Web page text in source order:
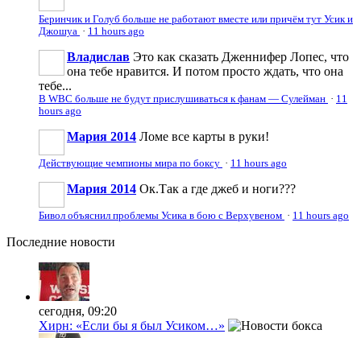
Беринчик и Голуб больше не работают вместе или причём тут Усик и
Джошуа · 11 hours ago
Владислав Это как сказать Дженнифер Лопес, что
она тебе нравится. И потом просто ждать, что она
тебе...
В WBC больше не будут прислушиваться к фанам — Сулейман · 11
hours ago
Мария 2014 Ломе все карты в руки!
Действующие чемпионы мира по боксу · 11 hours ago
Мария 2014 Ок.Так а где джеб и ноги???
Бивол объяснил проблемы Усика в бою с Верхувеном · 11 hours ago
Последние новости
сегодня, 09:20
Хирн: «Если бы я был Усиком…»